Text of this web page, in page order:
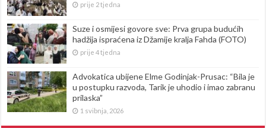
prije 2 tjedna
Suze i osmijesi govore sve: Prva grupa budućih
hadžija ispraćena iz Džamije kralja Fahda (FOTO)
prije 4 tjedna
Advokatica ubijene Elme Godinjak-Prusac: “Bila je
u postupku razvoda, Tarik je uhodio i imao zabranu
prilaska”
1 svibnja, 2026